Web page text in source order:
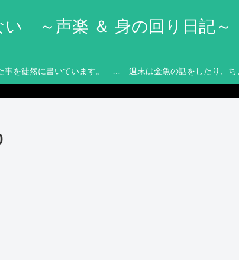
い ～声楽 ＆ 身の回り日記～
事を徒然に書いています。 … 週末は金魚の話をしたり、ち